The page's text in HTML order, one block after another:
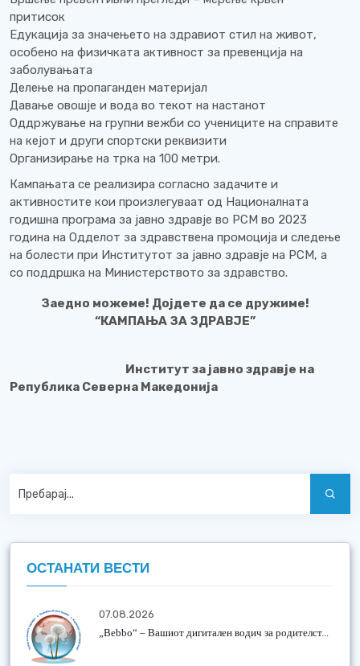
притисок
Едукација за значењето на здравиот стил на живот,
особено на физичката активност за превенција на
заболувањата
Делење на пропаганден материјал
Давање овошје и вода во текот на настанот
Оддржување на групни вежби со учениците на справите
на кејот и други спортски реквизити
Организирање на трка на 100 метри.
Кампањата се реализира согласно задачите и
активностите кои произлегуваат од Националната
годишна програма за јавно здравје во РСМ во 2023
година на Одделот за здравствена промоција и следење
на болести при Институтот за јавно здравје на РСМ, а
со поддршка на Министерството за здравство.
Заедно можеме! Дојдете да се дружиме!
“КАМПАЊА ЗА ЗДРАВЈЕ”
Институт за јавно здравје на
Република Северна Македонија
ОСТАНАТИ ВЕСТИ
07.08.2026
„Bebbo“ – Вашиот дигитален водич за родителст...